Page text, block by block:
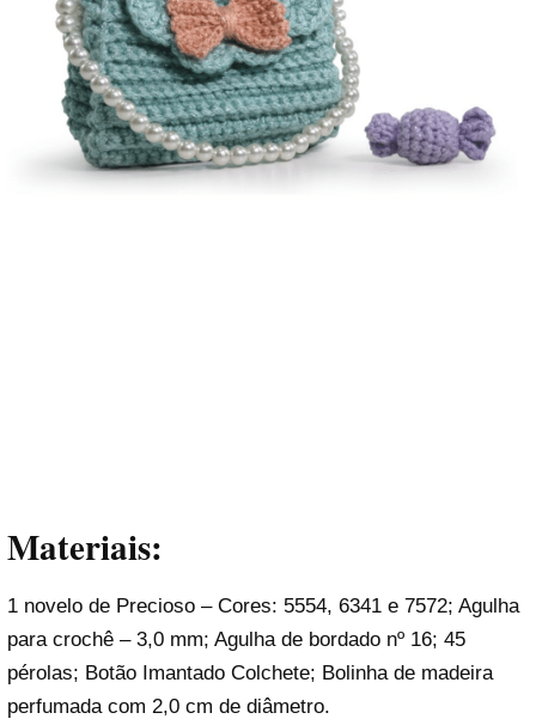
Materiais:
1 novelo de Precioso – Cores: 5554, 6341 e 7572; Agulha
para crochê – 3,0 mm; Agulha de bordado nº 16; 45
pérolas; Botão Imantado Colchete; Bolinha de madeira
perfumada com 2,0 cm de diâmetro.